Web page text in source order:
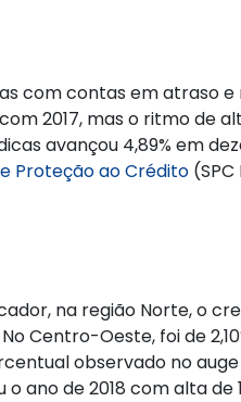
com contas em atraso
2017, mas o ritmo de
avançou 4,89% em
Proteção ao Crédito
na região Norte, o
Centro-Oeste, foi de
observado no
o ano de 2018 com alta